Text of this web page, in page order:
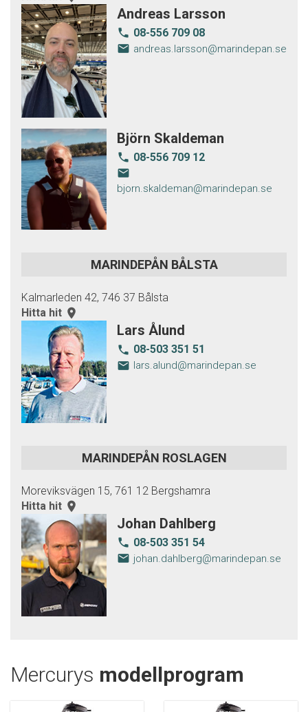
Andreas Larsson
local_phone 08-556 709 08
email andreas.larsson@marindepan.se
Björn Skaldeman
local_phone 08-556 709 12
email
bjorn.skaldeman@marindepan.se
MARINDEPÅN BÅLSTA
Kalmarleden 42, 746 37 Bålsta
Hitta hit room
Lars Ålund
local_phone 08-503 351 51
email lars.alund@marindepan.se
MARINDEPÅN ROSLAGEN
Moreviksvägen 15, 761 12 Bergshamra
Hitta hit room
Johan Dahlberg
local_phone 08-503 351 54
email johan.dahlberg@marindepan.se
Mercurys modellprogram